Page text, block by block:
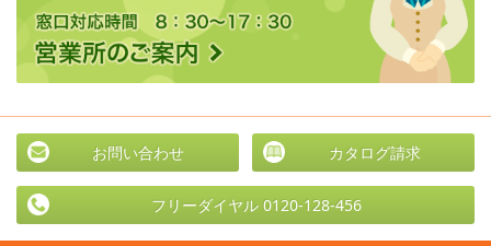
お問い合わせ カタログ請求
フリーダイヤル 0120-128-456